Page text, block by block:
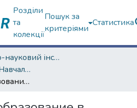
Розділи
та
колекції
Пошук за
критеріями
Статистика
Навчально-науковий інститут Хімії
Наукові видання. Навчально-науковий інститут Хімії
Химическое образование в классических университетах. Украинские реалии